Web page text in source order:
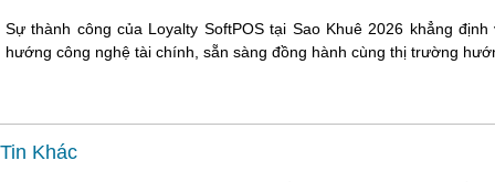
Sự thành công của Loyalty SoftPOS tại Sao Khuê 2026 khẳng
hướng công nghệ tài chính, sẵn sàng đồng hành cùng thị trường
Tin Khác